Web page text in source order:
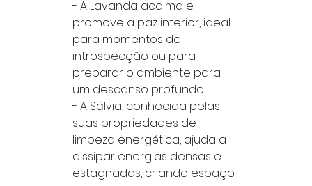
- A Lavanda acalma e
promove a paz interior, ideal
para momentos de
introspecção ou para
preparar o ambiente para
um descanso profundo.
- A Sálvia, conhecida pelas
suas propriedades de
limpeza energética, ajuda a
dissipar energias densas e
estagnadas, criando espaço